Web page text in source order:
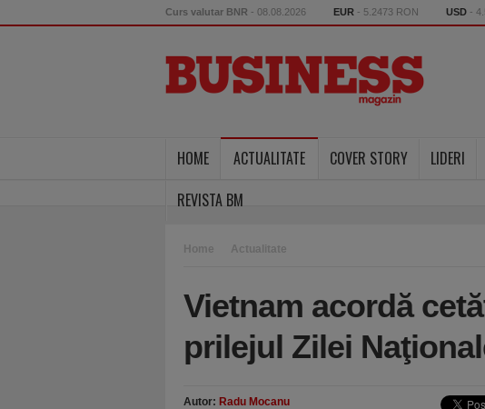
Curs valutar BNR - 08.08.2026 EUR - 5.2473 RON USD -
HOME ACTUALITATE COVER STORY LIDERI
REVISTA BM
Home Actualitate
Vietnam acordă
prilejul Zilei
Autor: Radu Mocanu